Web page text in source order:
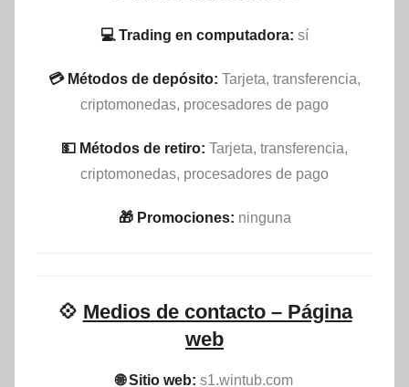
💻 Trading en computadora: sí
💳 Métodos de depósito: Tarjeta, transferencia,
criptomonedas, procesadores de pago
💵​ Métodos de retiro: Tarjeta, transferencia,
criptomonedas, procesadores de pago
🎁 Promociones: ninguna
💠 Medios de contacto – Página
web
🌐 Sitio web: s1.wintub.com